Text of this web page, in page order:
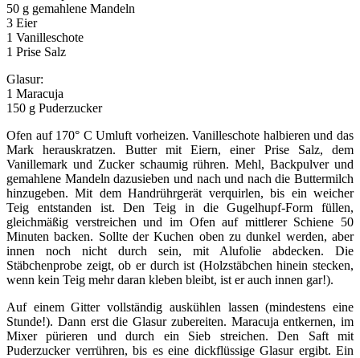
50 g gemahlene Mandeln
3 Eier
1 Vanilleschote
1 Prise Salz
Glasur:
1 Maracuja
150 g Puderzucker
Ofen auf 170° C Umluft vorheizen. Vanilleschote halbieren und das
Mark herauskratzen. Butter mit Eiern, einer Prise Salz, dem
Vanillemark und Zucker schaumig rühren. Mehl, Backpulver und
gemahlene Mandeln dazusieben und nach und nach die Buttermilch
hinzugeben. Mit dem Handrührgerät verquirlen, bis ein weicher
Teig entstanden ist. Den Teig in die Gugelhupf-Form füllen,
gleichmäßig verstreichen und im Ofen auf mittlerer Schiene 50
Minuten backen. Sollte der Kuchen oben zu dunkel werden, aber
innen noch nicht durch sein, mit Alufolie abdecken. Die
Stäbchenprobe zeigt, ob er durch ist (Holzstäbchen hinein stecken,
wenn kein Teig mehr daran kleben bleibt, ist er auch innen gar!).
Auf einem Gitter vollständig auskühlen lassen (mindestens eine
Stunde!). Dann erst die Glasur zubereiten. Maracuja entkernen, im
Mixer pürieren und durch ein Sieb streichen. Den Saft mit
Puderzucker verrühren, bis es eine dickflüssige Glasur ergibt. Ein